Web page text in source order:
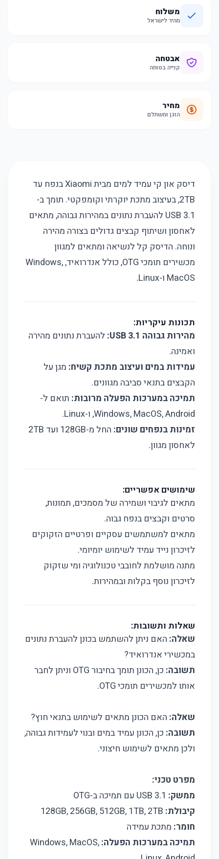
משלוח
מהיר לישראל
אבטחה
קנייה בטוחה
מחיר
הוגן ומשתלם
דיסק און קי עמיד למים מבית Xiaomi בנפח עד
2TB, בעיצוב מתכת יוקרתי וקומפקטי. תומך ב-
USB 3.1 להעברת נתונים במהירות גבוהה, מתאים
לאחסון ושיתוף קבצים גדולים בצורה מהירה
ונוחה. הדיסק קל לנשיאה ומתאים למגוון
מכשירים תומכי OTG, כולל אנדרואיד, Windows,
MacOS ו-Linux.
תכונות עיקריות:
מהירות גבוהה USB 3.1:
להעברת נתונים מהירה
ואמינה.
עמידות במים ועיצוב מתכת קשיח: מגן על
הקבצים בתנאי סביבה מגוונים.
תמיכה במערכות הפעלה מרובות: תואם ל-
Windows, MacOS, Android, ו-Linux.
זמינות בנפחים שונים:
החל מ-128GB ועד 2TB
לאחסון מגוון.
שימושים אפשריים:
מתאים לגיבוי ושמירה של מסמכים, תמונות,
סרטים וקבצים בנפח גבוה.
מתאים למשתמשים עסקיים ופרטיים הזקוקים
לזיכרון נייד עמיד לשימוש יומיומי.
מתנה מושלמת לחובבי טכנולוגיה ומי שזקוק
לזיכרון נוסף בקלות ובמהירות.
שאלות ותשובות:
שאלה: האם ניתן להשתמש בכונן להעברת נתונים
במכשירי אנדרואיד?
תשובה:
כן, הכונן תומך בחיבור OTG וניתן לחבר
אותו למכשירים תומכי OTG.
שאלה: האם הכונן מתאים לשימוש בתנאי חוץ?
תשובה: כן, הכונן עמיד במים ובנוי לעמידות גבוהה,
ולכן מתאים לשימוש חיצוני.
מפרט טכני:
ממשק:
קיבולת:
חומר: מתכת עמידה
תמיכה במערכות הפעלה:Windows, MacOS,